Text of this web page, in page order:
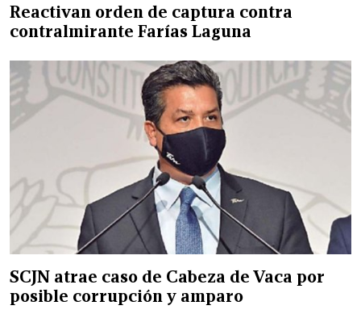
Reactivan orden de captura contra
contralmirante Farías Laguna
SCJN atrae caso de Cabeza de Vaca por
posible corrupción y amparo